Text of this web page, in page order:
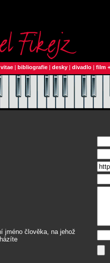
| bibliografie | desky | divadlo | film
jméno člověka, na jehož